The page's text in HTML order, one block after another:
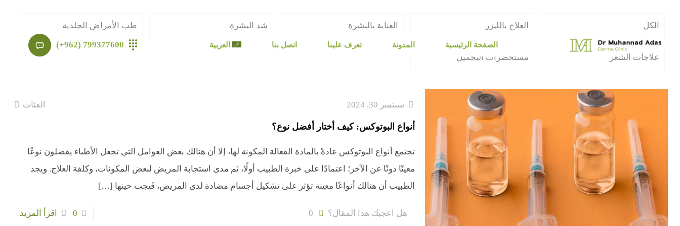
الصفحة الرئيسية المدونة تعرف علينا اتصل بنا العربية 799377600 (962+)
الكل العلاج بالليزر العناية بالبشرة شد البشرة طب الأمراض الجلدية
علاجات الشعر مستحضرات التجميل
سبتمبر 30, 2024 الفئات
أنواع البوتوكس: كيف أختار أفضل نوع؟
تجتمع أنواع البوتوكس عادةً بالمادة الفعالة المكونة لها، إلا أن هنالك بعض العوامل التي تجعل الأطباء يفضلون نوعًا
معينًا دونًا عن الآخر؛ اعتمادًا على خبرة الطبيب أولًا، ثم مدى استجابة المريض لبعض المكونات، وكلفة العلاج. ويجد
الطبيب أن هنالك أنواعًا معينة تؤثر على تشكيل أجسام مضادة لدى المريض، فَيجب حينها […]
هل اعجبك هذا المقال؟ 0
0 اقرأ المزيد